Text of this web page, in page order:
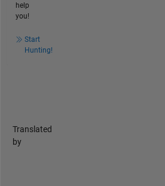
help
you!
Start
Hunting!
Translated
by